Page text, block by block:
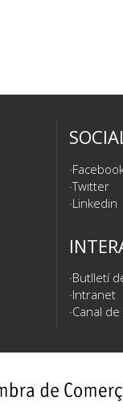
Twitter
Linkedin
Butlletí
Intranet
Canal